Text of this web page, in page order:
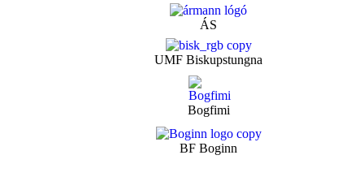
ÁS
UMF Biskupstungna
Bogfimi
BF Boginn